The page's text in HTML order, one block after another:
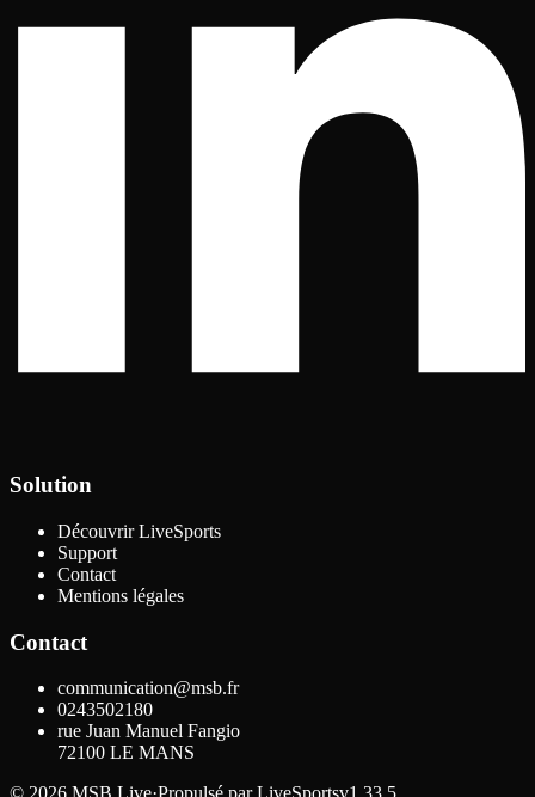
Solution
Découvrir LiveSports
Support
Contact
Mentions légales
Contact
communication@msb.fr
0243502180
rue Juan Manuel Fangio
72100 LE MANS